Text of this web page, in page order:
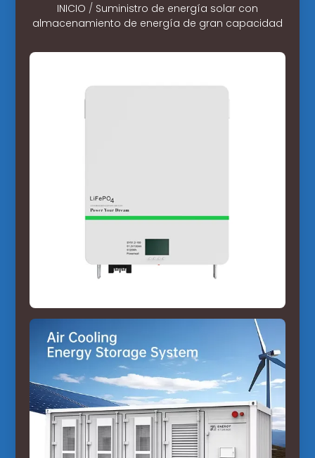
INICIO / Suministro de energía solar con
almacenamiento de energía de gran capacidad